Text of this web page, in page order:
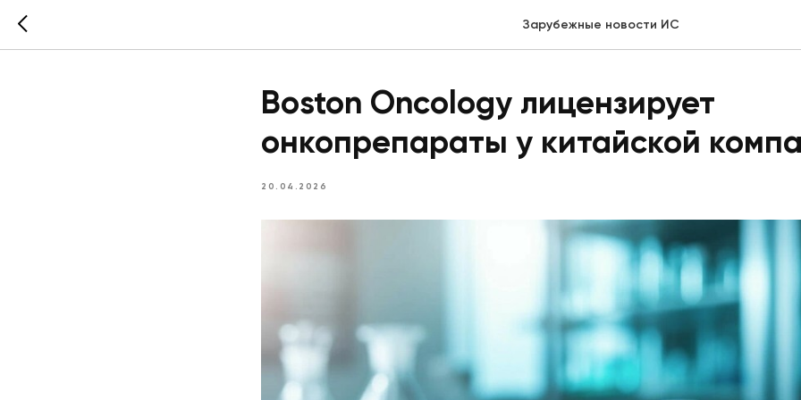
Зарубежные новости ИС
Boston Oncology лицензирует
онкопрепараты у китайской
20.04.2026